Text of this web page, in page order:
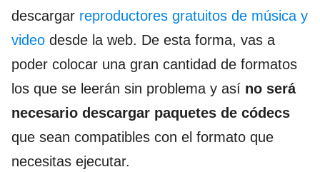
descargar reproductores gratuitos de música y
video desde la web. De esta forma, vas a
poder colocar una gran cantidad de formatos
los que se leerán sin problema y así no será
necesario descargar paquetes de códecs
que sean compatibles con el formato que
necesitas ejecutar.